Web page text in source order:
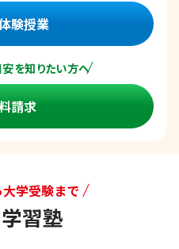
験授業
を知りたい方へ
請求
学受験まで
習塾